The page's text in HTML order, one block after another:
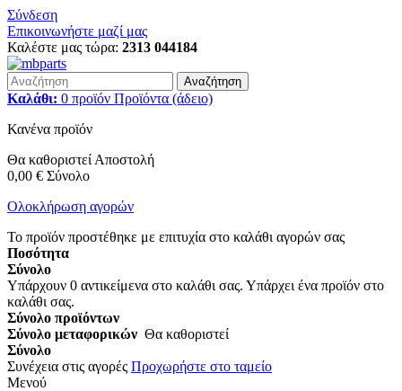
Σύνδεση
Επικοινωνήστε μαζί μας
Καλέστε μας τώρα: 2313 044184
Αναζήτηση
Καλάθι: 0 προϊόν Προϊόντα (άδειο)
Κανένα προϊόν
Θα καθοριστεί Αποστολή
0,00 € Σύνολο
Ολοκλήρωση αγορών
Το προϊόν προστέθηκε με επιτυχία στο καλάθι αγορών σας
Ποσότητα
Σύνολο
Υπάρχουν 0 αντικείμενα στο καλάθι σας. Υπάρχει ένα προϊόν στο
καλάθι σας.
Σύνολο προϊόντων
Σύνολο μεταφορικών Θα καθοριστεί
Σύνολο
Συνέχεια στις αγορές Προχωρήστε στο ταμείο
Μενού